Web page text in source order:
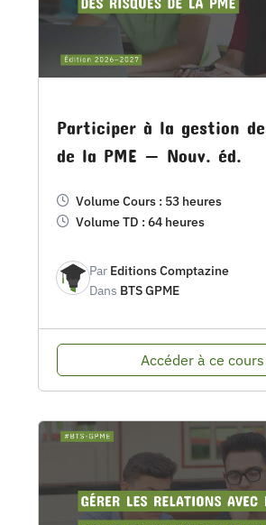
Participer à la gestion
de la PME — Nouv. éd.
Volume Cours : 53 heures
Volume TD : 64 heures
Par Editions Comptazine
Dans BTS GPME
Accéder à ce cours